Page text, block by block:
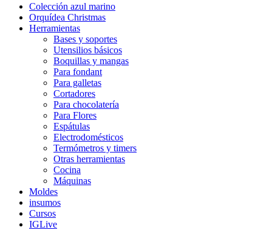
Colección azul marino
Orquídea Christmas
Herramientas
Bases y soportes
Utensilios básicos
Boquillas y mangas
Para fondant
Para galletas
Cortadores
Para chocolatería
Para Flores
Espátulas
Electrodomésticos
Termómetros y timers
Otras herramientas
Cocina
Máquinas
Moldes
insumos
Cursos
IGLive